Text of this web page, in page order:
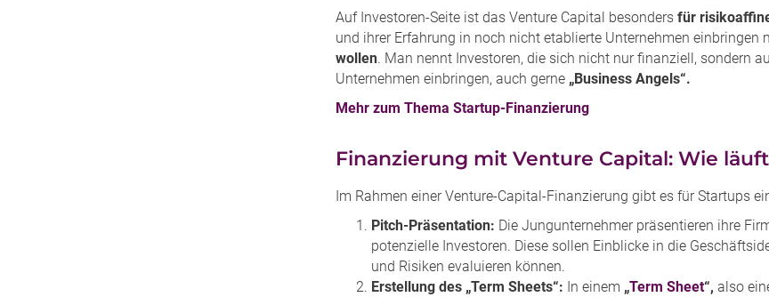
Auf Investoren-Seite ist das Venture Capital besonders für
und ihrer Erfahrung in noch nicht etablierte Unternehmen einbringen
wollen. Man nennt Investoren, die sich nicht nur finanziell, sondern
Unternehmen einbringen, auch gerne „Business Angels“.
Mehr zum Thema Startup-Finanzierung
Finanzierung mit Venture Capital: Wie
Im Rahmen einer Venture-Capital-Finanzierung gibt es für Startups
Pitch-Präsentation: Die Jungunternehmer präsentieren ihre
potenzielle Investoren. Diese sollen Einblicke in die
und Risiken evaluieren können.
Erstellung des „Term Sheets“: In einem „Term Sheet“, also